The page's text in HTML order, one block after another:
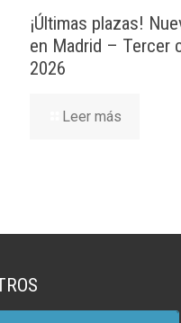
¡Últimas plazas!
en Madrid – Tercer
2026
Leer más